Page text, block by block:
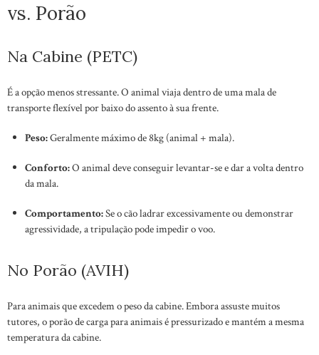
vs. Porão
Na Cabine (PETC)
É a opção menos stressante. O animal viaja dentro de uma mala de
transporte flexível por baixo do assento à sua frente.
Peso:Geralmente máximo de 8kg (animal + mala).
Conforto:O animal deve conseguir levantar-se e dar a volta dentro
da mala.
Comportamento:Se o cão ladrar excessivamente ou demonstrar
agressividade, a tripulação pode impedir o voo.
No Porão (AVIH)
Para animais que excedem o peso da cabine. Embora assuste muitos
tutores, o porão de carga para animais é pressurizado e mantém a mesma
temperatura da cabine.